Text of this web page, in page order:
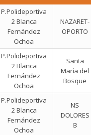
P.Polideportiva
2 Blanca
Fernández
Ochoa
NAZARET-
OPORTO
P.Polideportiva
2 Blanca
Fernández
Ochoa
Santa
María del
Bosque
P.Polideportiva
2 Blanca
Fernández
Ochoa
NS
DOLORES
B